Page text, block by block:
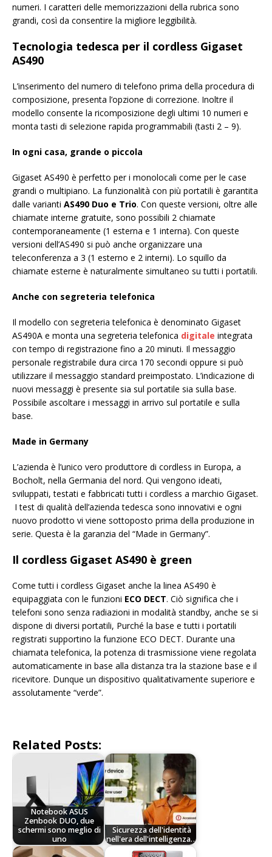
numeri. I caratteri delle memorizzazioni della rubrica sono
grandi, così da consentire la migliore leggibilità.
Tecnologia tedesca per il cordless Gigaset
AS490
L’inserimento del numero di telefono prima della procedura di
composizione, presenta l’opzione di correzione. Inoltre il
modello consente la ricomposizione degli ultimi 10 numeri e
monta tasti di selezione rapida programmabili (tasti 2 – 9).
In ogni casa, grande o piccola
Gigaset AS490 è perfetto per i monolocali come per le case
grandi o multipiano. La funzionalità con più portatili è garantita
dalle varianti AS490 Duo e Trio. Con queste versioni, oltre alle
chiamate interne gratuite, sono possibili 2 chiamate
contemporaneamente (1 esterna e 1 interna). Con queste
versioni dell’AS490 si può anche organizzare una
teleconferenza a 3 (1 esterno e 2 interni). Lo squillo da
chiamate esterne è naturalmente simultaneo su tutti i portatili.
Anche con segreteria telefonica
Il modello con segreteria telefonica è denominato Gigaset
AS490A e monta una segreteria telefonica digitale integrata
con tempo di registrazione fino a 20 minuti. Il messaggio
personale registrabile dura circa 170 secondi oppure si può
utilizzare il messaggio standard preimpostato. L’indicazione di
nuovi messaggi è presente sia sul portatile sia sulla base.
Possibile ascoltare i messaggi in arrivo sul portatile e sulla
base.
Made in Germany
L’azienda è l’unico vero produttore di cordless in Europa, a
Bocholt, nella Germania del nord. Qui vengono ideati,
sviluppati, testati e fabbricati tutti i cordless a marchio Gigaset.
I test di qualità dell’azienda tedesca sono innovativi e ogni
nuovo prodotto vi viene sottoposto prima della produzione in
serie. Questa è la garanzia del “Made in Germany”.
Il cordless Gigaset AS490 è green
Come tutti i cordless Gigaset anche la linea AS490 è
equipaggiata con le funzioni ECO DECT. Ciò significa che i
telefoni sono senza radiazioni in modalità standby, anche se si
dispone di diversi portatili, Purché la base e tutti i portatili
registrati supportino la funzione ECO DECT. Durante una
chiamata telefonica, la potenza di trasmissione viene regolata
automaticamente in base alla distanza tra la stazione base e il
ricevitore. Dunque un dispositivo qualitativamente superiore e
assolutamente “verde”.
Related Posts:
Notebook ASUS
Zenbook DUO, due
schermi sono meglio di
uno
Sicurezza dell'identità
nell'era dell'intelligenza…